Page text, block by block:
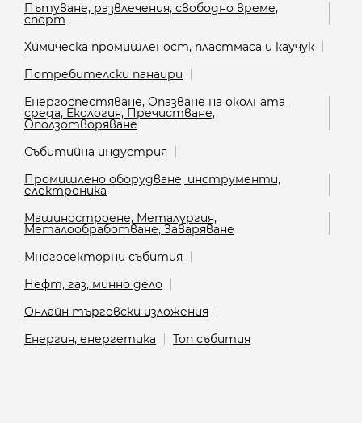
Пътуване, развлечения, свободно време,
спорт
Химическа промишленост, пластмаса и каучук
Потребителски панаири
Енергоспестяване, Опазване на околната
среда, Екология, Пречистване,
Оползотворяване
Събитийна индустрия
Промишлено оборудване, инструменти,
електроника
Машиностроене, Металургия,
Металообработване, Заваряване
Многосекторни събития
Нефт, газ, минно дело
Онлайн търговски изложения
Енергия, енергетика
Топ събития